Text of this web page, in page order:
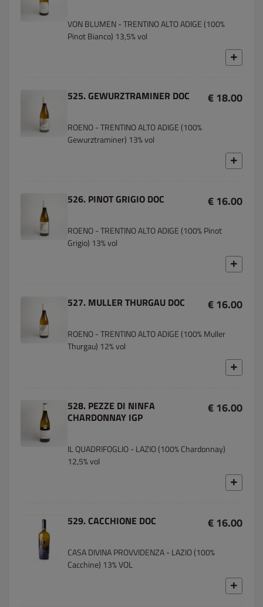
VON BLUMEN - TRENTINO ALTO ADIGE (100%
Pinot Bianco) 13,5% vol
525. GEWURZTRAMINER DOC € 18.00
ROENO - TRENTINO ALTO ADIGE (100%
Gewurztraminer) 13% vol
526. PINOT GRIGIO DOC € 16.00
ROENO - TRENTINO ALTO ADIGE (100% Pinot
Grigio) 13% vol
527. MULLER THURGAU DOC € 16.00
ROENO - TRENTINO ALTO ADIGE (100% Muller
Thurgau) 12% vol
528. PEZZE DI NINFA
CHARDONNAY IGP
€ 16.00
IL QUADRIFOGLIO - LAZIO (100% Chardonnay)
12,5% vol
529. CACCHIONE DOC € 16.00
CASA DIVINA PROVVIDENZA - LAZIO (100%
Cacchine) 13% VOL